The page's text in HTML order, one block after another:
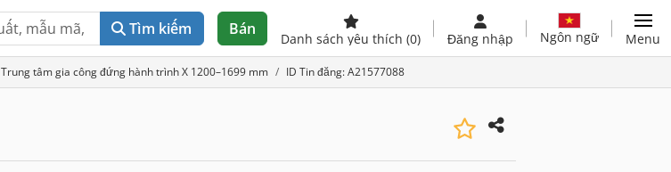
Tìm kiếm Bán
Danh sách yêu thích (0) Đăng nhập Ngôn ngữ Menu
Trung tâm gia công đứng hành trình X 1200–1699 mm ID Tin đăng: A21577088